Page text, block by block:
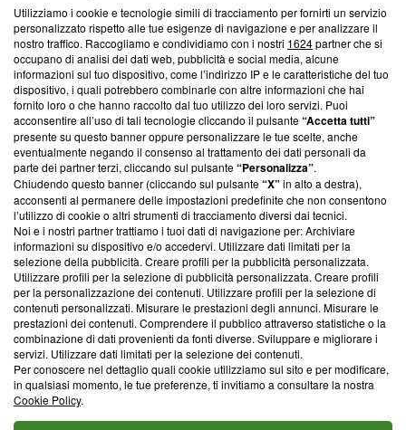
Questa sezione offre informazioni trasparenti su Blasting
News, sui nostri processi editoriali e su come ci impegniamo a
creare news di qualità. Inoltre, afferma la nostra aderenza a
‘Trust Project - News with Integrity’Blasting News non è
ancora membro del programma, ma ha richiesto di farne
parte; Trust Project non ha ancora effettuato una verifica di
conformità agli standard.
Su di noi
Team editoriale
Corporate
Redazione
Informativa Privacy
Cookie Policy
Blasting SA, IDI CHE-247.845.224, Via Carlo Frasca, 3 - 6900
Lugano (Svizzera) Tel:+39 0690258937
© 2026 Blasting News
Utilizziamo i cookie e tecnologie simili di tracciamento per fornirti un servizio
personalizzato rispetto alle tue esigenze di navigazione e per analizzare il
nostro traffico. Raccogliamo e condividiamo con i nostri 1624partner che si
occupano di analisi dei dati web, pubblicità e social media, alcune
informazioni sul tuo dispositivo, come l’indirizzo IP e le caratteristiche del tuo
dispositivo, i quali potrebbero combinarle con altre informazioni che hai
fornito loro o che hanno raccolto dal tuo utilizzo dei loro servizi. Puoi
acconsentire all’uso di tali tecnologie cliccando il pulsante“Accetta tutti”
presente su questo banner oppure personalizzare le tue scelte, anche
eventualmente negando il consenso al trattamento dei dati personali da
parte dei partner terzi, cliccando sul pulsante“Personalizza”.
Chiudendo questo banner (cliccando sul pulsante“X”in alto a destra),
acconsenti al permanere delle impostazioni predefinite che non consentono
l’utilizzo di cookie o altri strumenti di tracciamento diversi dai tecnici.
Noi e i nostri partner trattiamo i tuoi dati di navigazione per: Archiviare
informazioni su dispositivo e/o accedervi. Utilizzare dati limitati per la
selezione della pubblicità. Creare profili per la pubblicità personalizzata.
Utilizzare profili per la selezione di pubblicità personalizzata. Creare profili
per la personalizzazione dei contenuti. Utilizzare profili per la selezione di
contenuti personalizzati. Misurare le prestazioni degli annunci. Misurare le
prestazioni dei contenuti. Comprendere il pubblico attraverso statistiche o la
combinazione di dati provenienti da fonti diverse. Sviluppare e migliorare i
servizi. Utilizzare dati limitati per la selezione dei contenuti.
Per conoscere nel dettaglio quali cookie utilizziamo sul sito e per modificare,
in qualsiasi momento, le tue preferenze, ti invitiamo a consultare la nostra
Cookie Policy.